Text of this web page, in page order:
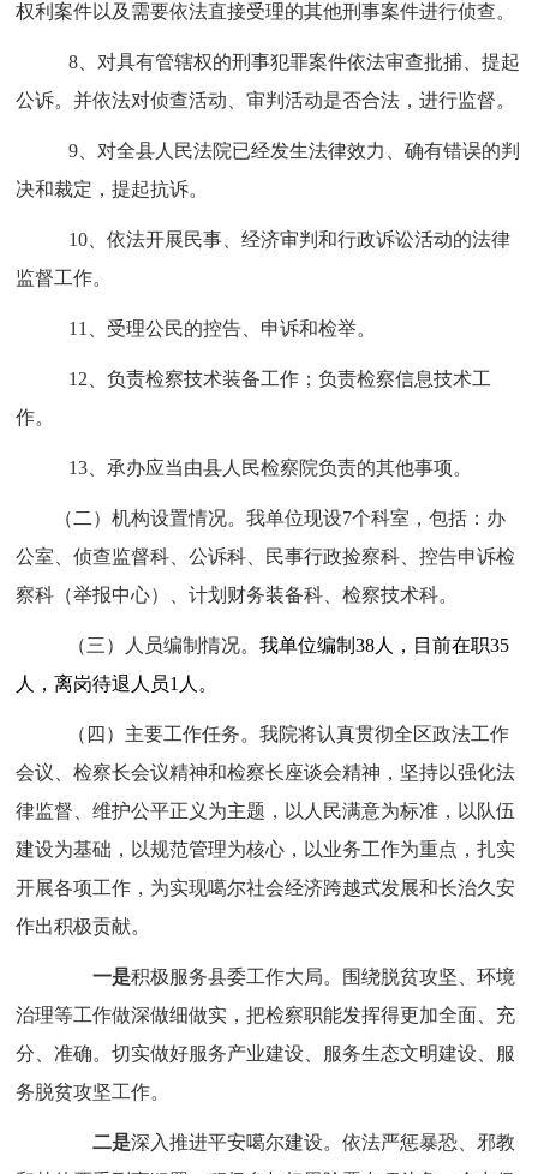
权利案件以及需要依法直接受理的其他刑事案件进行侦查。
8、对具有管辖权的刑事犯罪案件依法审查批捕、提起
公诉。并依法对侦查活动、审判活动是否合法，进行监督。
9、对全县人民法院已经发生法律效力、确有错误的判
决和裁定，提起抗诉。
10、依法开展民事、经济审判和行政诉讼活动的法律
监督工作。
11、受理公民的控告、申诉和检举。
12、负责检察技术装备工作；负责检察信息技术工
作。
13、承办应当由县人民检察院负责的其他事项。
（二）机构设置情况。我单位现设7个科室，包括：办
公室、侦查监督科、公诉科、民事行政捡察科、控告申诉检
察科（举报中心）、计划财务装备科、检察技术科。
（三）人员编制情况。我单位编制38人，目前在职35
人，离岗待退人员1人。
（四）主要工作任务。我院将认真贯彻全区政法工作
会议、检察长会议精神和检察长座谈会精神，坚持以强化法
律监督、维护公平正义为主题，以人民满意为标准，以队伍
建设为基础，以规范管理为核心，以业务工作为重点，扎实
开展各项工作，为实现噶尔社会经济跨越式发展和长治久安
作出积极贡献。
一是积极服务县委工作大局。围绕脱贫攻坚、环境
治理等工作做深做细做实，把检察职能发挥得更加全面、充
分、准确。切实做好服务产业建设、服务生态文明建设、服
务脱贫攻坚工作。
二是深入推进平安噶尔建设。依法严惩暴恐、邪教